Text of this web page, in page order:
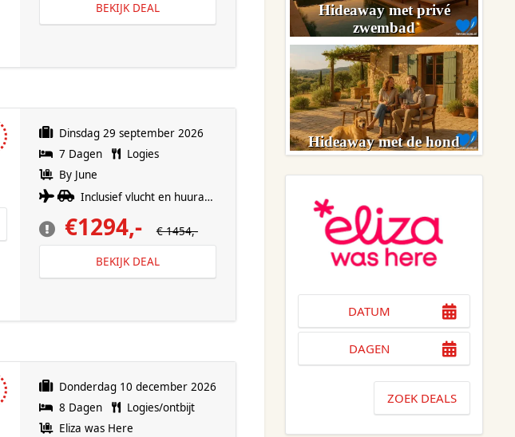
BEKIJK DEAL
Dinsdag 29 september 2026
7 Dagen
Logies
By June
Inclusief vlucht en huurauto
€1294,- € 1454,-
BEKIJK DEAL
Donderdag 10 december 2026
8 Dagen
Logies/ontbijt
Eliza was Here
Hideaway met privé
zwembad
Hideaway met de hond
DATUM
DAGEN
ZOEK DEALS